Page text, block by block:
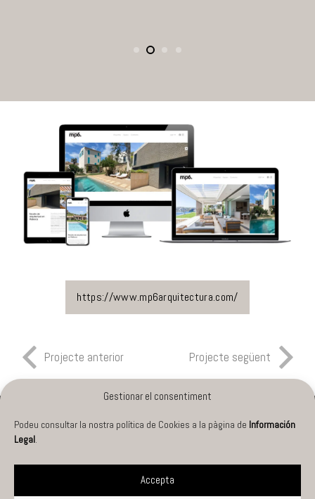
Gestionar el consentiment
Podeu consultar la nostra política de Cookies a la pàgina de Información
Legal
Accepta
https://www.mp6arquitectura.com/
Projecte anterior Projecte següent
PROJECTES
SERVEIS
Info legal